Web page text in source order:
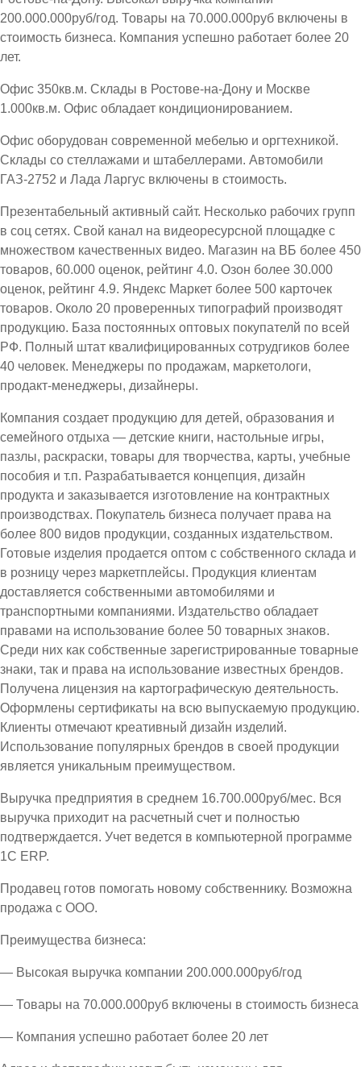
200.000.000руб/год. Товары на 70.000.000руб включены в
стоимость бизнеса. Компания успешно работает более 20
лет.
Офис 350кв.м. Склады в Ростове-на-Дону и Москве
1.000кв.м. Офис обладает кондиционированием.
Офис оборудован современной мебелью и оргтехникой.
Склады со стеллажами и штабеллерами. Автомобили
ГАЗ-2752 и Лада Ларгус включены в стоимость.
Презентабельный активный сайт. Несколько рабочих групп
в соц сетях. Свой канал на видеоресурсной площадке с
множеством качественных видео. Магазин на ВБ более 450
товаров, 60.000 оценок, рейтинг 4.0. Озон более 30.000
оценок, рейтинг 4.9. Яндекс Маркет более 500 карточек
товаров. Около 20 проверенных типографий производят
продукцию. База постоянных оптовых покупателй по всей
РФ. Полный штат квалифицированных сотрудгиков более
40 человек. Менеджеры по продажам, маркетологи,
продакт-менеджеры, дизайнеры.
Компания создает продукцию для детей, образования и
семейного отдыха — детские книги, настольные игры,
пазлы, раскраски, товары для творчества, карты, учебные
пособия и т.п. Разрабатывается концепция, дизайн
продукта и заказывается изготовление на контрактных
производствах. Покупатель бизнеса получает права на
более 800 видов продукции, созданных издательством.
Готовые изделия продается оптом с собственного склада и
в розницу через маркетплейсы. Продукция клиентам
доставляется собственными автомобилями и
транспортными компаниями. Издательство обладает
правами на использование более 50 товарных знаков.
Среди них как собственные зарегистрированные товарные
знаки, так и права на использование известных брендов.
Получена лицензия на картографическую деятельность.
Оформлены сертификаты на всю выпускаемую продукцию.
Клиенты отмечают креативный дизайн изделий.
Использование популярных брендов в своей продукции
является уникальным преимуществом.
Выручка предприятия в среднем 16.700.000руб/мес. Вся
выручка приходит на расчетный счет и полностью
подтверждается. Учет ведется в компьютерной программе
1С ЕRP.
Продавец готов помогать новому собственнику. Возможна
продажа с ООО.
Преимущества бизнеса:
— Высокая выручка компании 200.000.000руб/год
— Товары на 70.000.000руб включены в стоимость бизнеса
— Компания успешно работает более 20 лет